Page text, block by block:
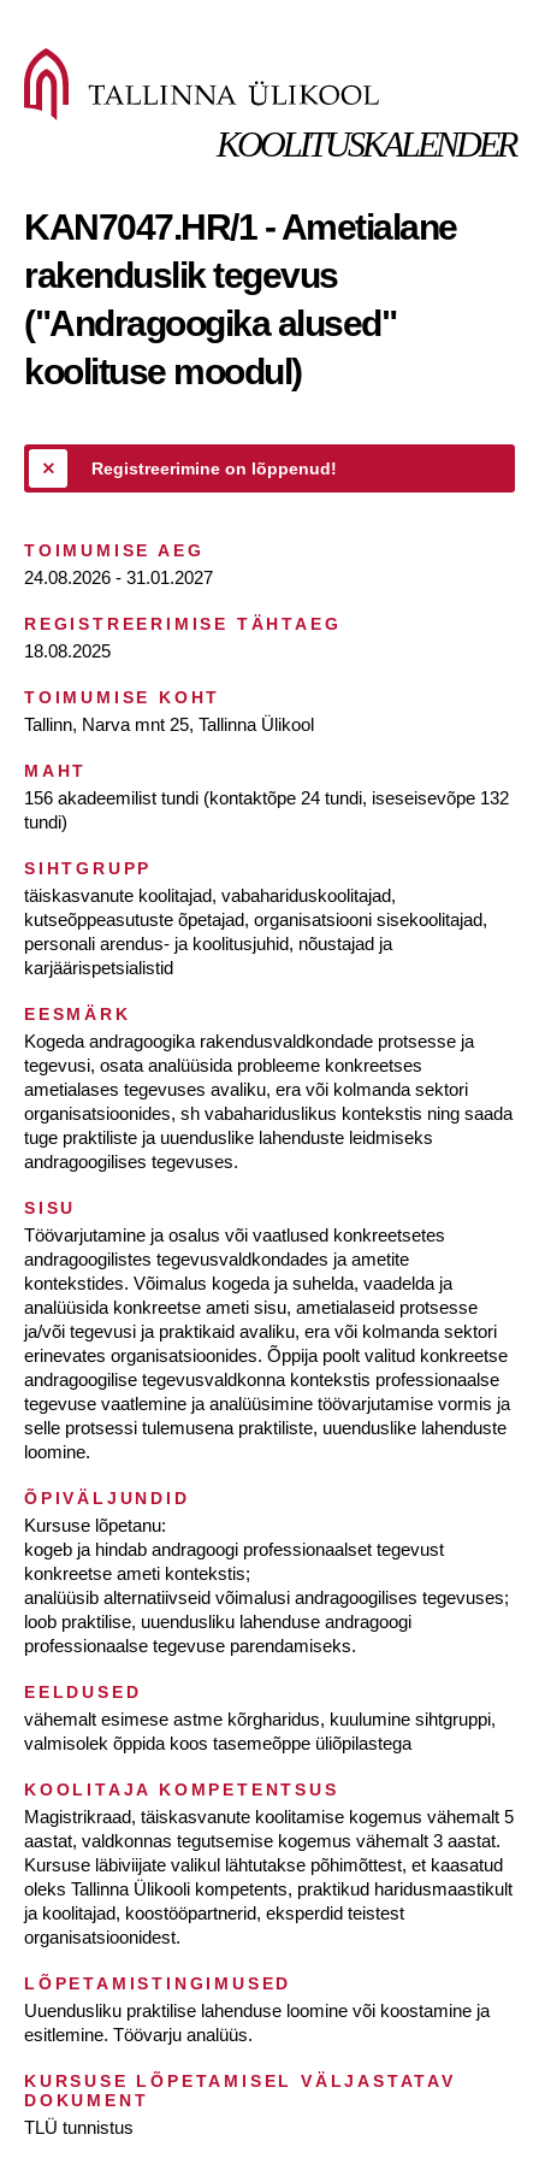
KOOLITUSKALENDER
KAN7047.HR/1 - Ametialane
rakenduslik tegevus
("Andragoogika alused"
koolituse moodul)
Registreerimine on lõppenud!
TOIMUMISE AEG
24.08.2026 - 31.01.2027
REGISTREERIMISE TÄHTAEG
18.08.2025
TOIMUMISE KOHT
Tallinn, Narva mnt 25, Tallinna Ülikool
MAHT
156 akadeemilist tundi (kontaktõpe 24 tundi, iseseisevõpe 132
tundi)
SIHTGRUPP
täiskasvanute koolitajad, vabahariduskoolitajad,
kutseõppeasutuste õpetajad, organisatsiooni sisekoolitajad,
personali arendus- ja koolitusjuhid, nõustajad ja
karjäärispetsialistid
EESMÄRK
Kogeda andragoogika rakendusvaldkondade protsesse ja
tegevusi, osata analüüsida probleeme konkreetses
ametialases tegevuses avaliku, era või kolmanda sektori
organisatsioonides, sh vabahariduslikus kontekstis ning saada
tuge praktiliste ja uuenduslike lahenduste leidmiseks
andragoogilises tegevuses.
SISU
Töövarjutamine ja osalus või vaatlused konkreetsetes
andragoogilistes tegevusvaldkondades ja ametite
kontekstides. Võimalus kogeda ja suhelda, vaadelda ja
analüüsida konkreetse ameti sisu, ametialaseid protsesse
ja/või tegevusi ja praktikaid avaliku, era või kolmanda sektori
erinevates organisatsioonides. Õppija poolt valitud konkreetse
andragoogilise tegevusvaldkonna kontekstis professionaalse
tegevuse vaatlemine ja analüüsimine töövarjutamise vormis ja
selle protsessi tulemusena praktiliste, uuenduslike lahenduste
loomine.
ÕPIVÄLJUNDID
Kursuse lõpetanu:
kogeb ja hindab andragoogi professionaalset tegevust
konkreetse ameti kontekstis;
analüüsib alternatiivseid võimalusi andragoogilises tegevuses;
loob praktilise, uuendusliku lahenduse andragoogi
professionaalse tegevuse parendamiseks.
EELDUSED
vähemalt esimese astme kõrgharidus, kuulumine sihtgruppi,
valmisolek õppida koos tasemeõppe üliõpilastega
KOOLITAJA KOMPETENTSUS
Magistrikraad, täiskasvanute koolitamise kogemus vähemalt 5
aastat, valdkonnas tegutsemise kogemus vähemalt 3 aastat.
Kursuse läbiviijate valikul lähtutakse põhimõttest, et kaasatud
oleks Tallinna Ülikooli kompetents, praktikud haridusmaastikult
ja koolitajad, koostööpartnerid, eksperdid teistest
organisatsioonidest.
LÕPETAMISTINGIMUSED
Uuendusliku praktilise lahenduse loomine või koostamine ja
esitlemine. Töövarju analüüs.
KURSUSE LÕPETAMISEL VÄLJASTATAV
DOKUMENT
TLÜ tunnistus